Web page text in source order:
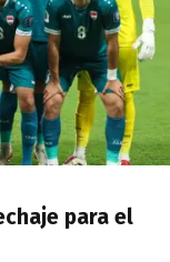
para el